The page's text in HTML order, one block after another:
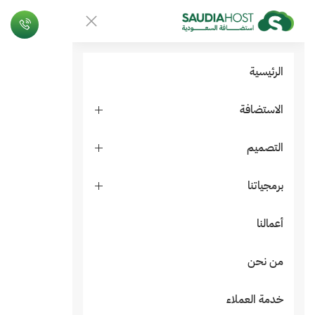
الرئيسية
الاستضافة
التصميم
برمجياتنا
أعمالنا
من نحن
خدمة العملاء